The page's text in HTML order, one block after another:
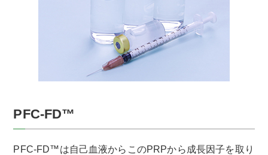
PFC-FD™
PFC-FD™は自己血液からこのPRPから成長因子を取り